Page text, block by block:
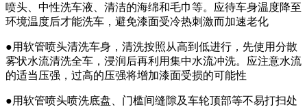
喷头、中性洗车液、清洁的海绵和毛巾等。应待车身温度降至
环境温度后才能洗车，避免漆面受冷热刺激而加速老化
●用软管喷头清洗车身，清洗按照从高到低进行，先使用分散
雾状水流清洗全车，浸润后再利用集中水流冲洗。应注意水流
的适当压强，过高的压强将增加漆面受损的可能性
●用软管喷头喷洗底盘、门槛间缝隙及车轮顶部等不易打扫处